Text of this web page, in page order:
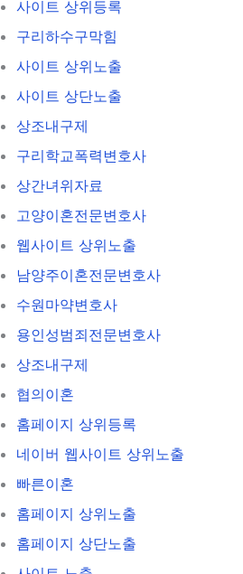
사이트 상위등록
구리하수구막힘
사이트 상위노출
사이트 상단노출
상조내구제
구리학교폭력변호사
상간녀위자료
고양이혼전문변호사
웹사이트 상위노출
남양주이혼전문변호사
수원마약변호사
용인성범죄전문변호사
상조내구제
협의이혼
홈페이지 상위등록
네이버 웹사이트 상위노출
빠른이혼
홈페이지 상위노출
홈페이지 상단노출